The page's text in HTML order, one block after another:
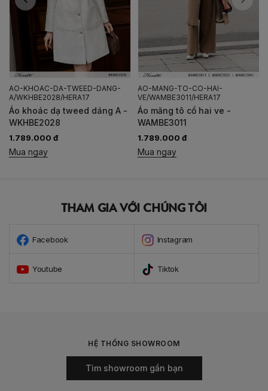
AO-KHOAC-DA-TWEED-DANG-
A/WKHBE2028/HERA17
Áo khoác dạ tweed dáng A -
WKHBE2028
1.789.000 đ
Mua ngay
AO-MANG-TO-CO-HAI-
VE/WAMBE3011/HERA17
Áo măng tô cổ hai ve -
WAMBE3011
1.789.000 đ
Mua ngay
THAM GIA VỚI CHÚNG TÔI
Facebook Instagram
Youtube Tiktok
HỆ THỐNG SHOWROOM
Tìm showroom gần bạn